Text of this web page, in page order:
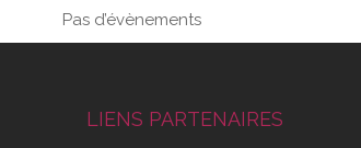
Pas d’évènements
LIENS PARTENAIRES